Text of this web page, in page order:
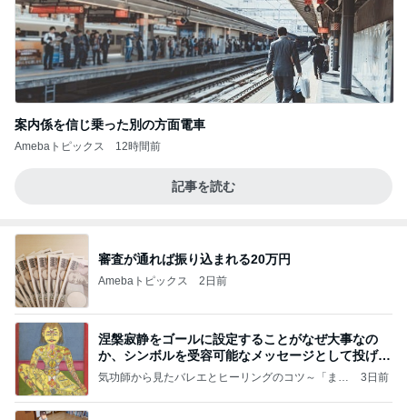
案内係を信じ乗った別の方面電車
Amebaトピックス 12時間前
記事を読む
審査が通れば振り込まれる20万円
Amebaトピックス 2日前
涅槃寂静をゴールに設定することがなぜ大事なの
か、シンボルを受容可能なメッセージとして投げる
ことが
気功師から見たバレエとヒーリングのコツ～「まと
3日前